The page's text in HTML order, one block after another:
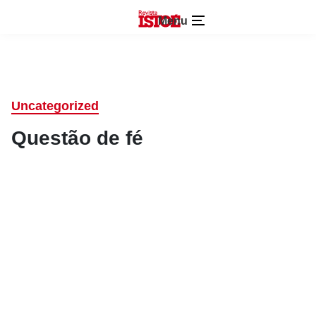
Menu
Uncategorized
Questão de fé